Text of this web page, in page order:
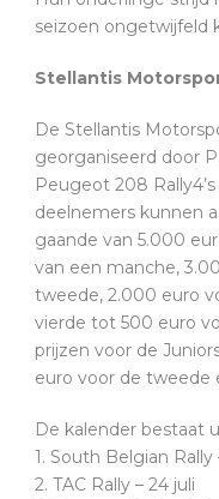
seizoen ongetwijfeld
Stellantis
De Stellantis
georganiseerd door
Peugeot 208 Rally4’s
deelnemers kunnen
gaande van 5.000
van een manche,
tweede, 2.000 euro
vierde tot 500 euro
prijzen voor de
euro voor de tweede
De kalender bestaat
1. South Belgian Rally
2. TAC Rally – 24 juli